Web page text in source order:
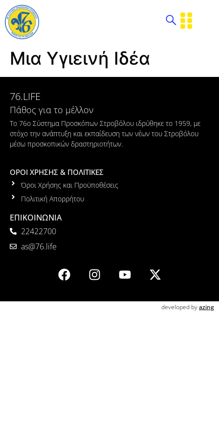
Μια Υγιεινή Ιδέα
76.LIFE
Πάθος για το μέλλον
Το 76ο Σύστημα Προσκόπων Στροβόλου ιδρύθηκε το 1959, με
στόχο την ανάπτυξη και εκπαίδευση των νέων του Στροβόλου
μέσω προσκοπικών δραστηριοτήτων.
ΟΡΟΙ ΧΡΗΣΗΣ & ΠΟΛΙΤΙΚΕΣ
Όροι Χρήσης και Προϋποθέσεις
Πολιτική Απορρήτου
ΕΠΙΚΟΙΝΩΝΙΑ
22422700
as@76.life
developed byazing